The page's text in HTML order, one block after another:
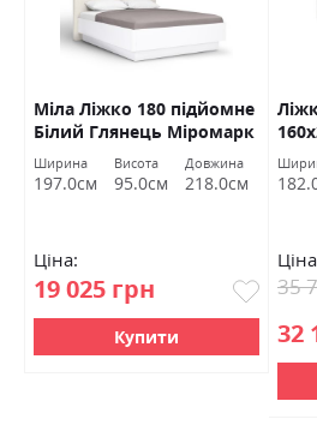
Міла Ліжко 180 підйомне
Білий Глянець Міромарк
Ширина
197.0см
Висота
95.0см
Довжина
218.0см
Ціна:
19 025 грн
Купити 32
35